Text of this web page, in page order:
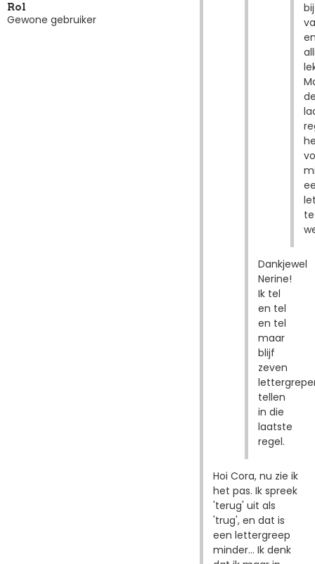
Rol
Gewone gebruiker
bij
te
Dankjewel
Nerine!
Ik tel
en tel
en tel
maar
blijf
zeven
tellen
in die
laatste
regel.
Hoi Cora, nu zie ik
het pas. Ik spreek
'terug' uit als
'trug', en dat is
een lettergreep
minder... Ik denk